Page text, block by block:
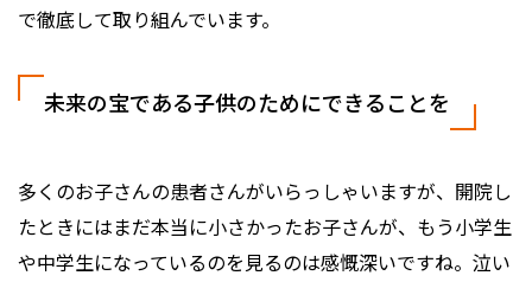
で徹底して取り組んでいます。
未来の宝である子供のためにできることを
多くのお子さんの患者さんがいらっしゃいますが、開院し
たときにはまだ本当に小さかったお子さんが、もう小学生
や中学生になっているのを見るのは感慨深いですね。泣い